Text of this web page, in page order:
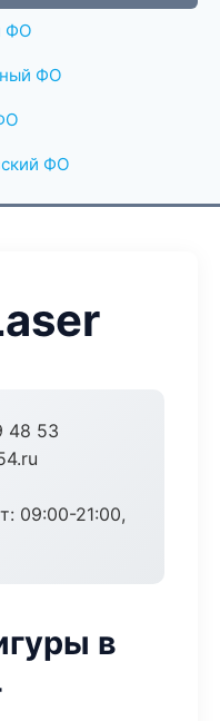
ФО
ФО
ФО
48 53
09:00-21:00,
в